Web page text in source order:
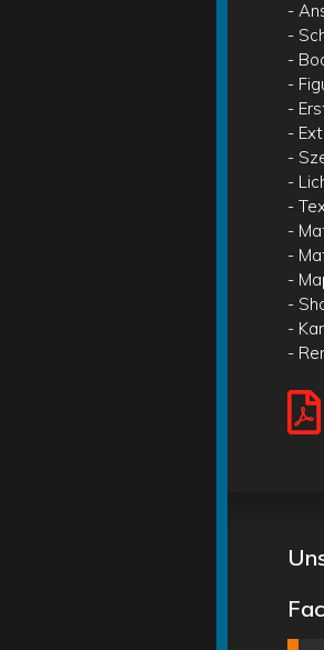
-
-
-
-
-
-
-
-
-
-
-
-
-
-
-